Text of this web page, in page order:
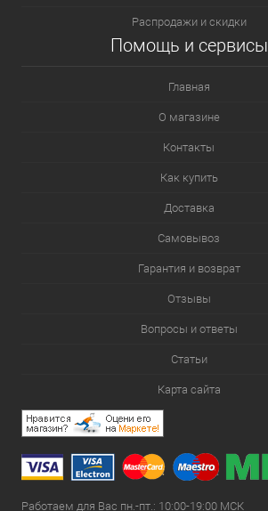
Распродажи и скидки
Помощь и сервисы
Главная
О магазине
Контакты
Как купить
Доставка
Самовывоз
Гарантия и возврат
Отзывы
Вопросы и ответы
Статьи
Карта сайта
Работаем для Вас пн.-пт.: 10:00-19:00 МСК